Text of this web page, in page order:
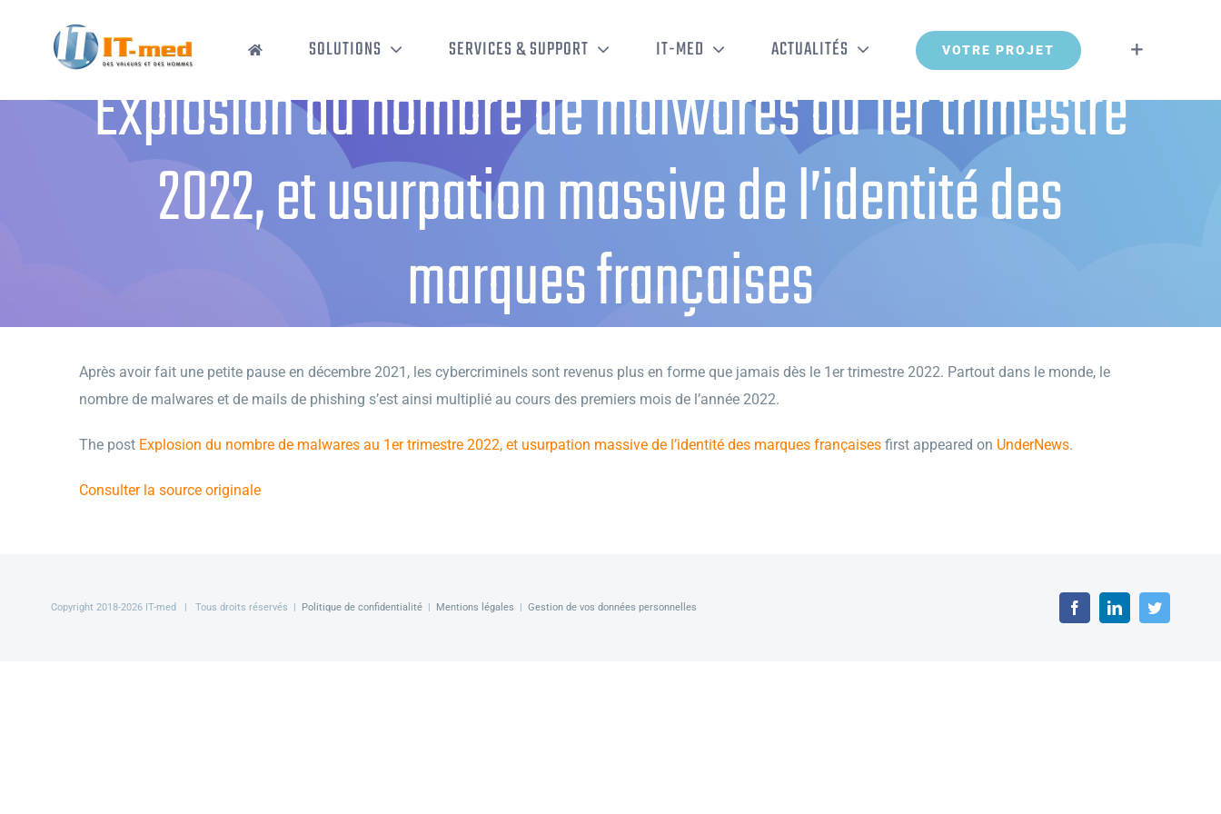
SOLUTIONS SERVICES & SUPPORT IT-MED ACTUALITÉS VOTRE PROJET
Explosion du nombre de malwares au 1er trimestre
2022, et usurpation massive de l’identité des
marques françaises
Après avoir fait une petite pause en décembre 2021, les cybercriminels sont revenus plus en forme que jamais dès le 1er trimestre 2022. Partout dans le monde, le
nombre de malwares et de mails de phishing s’est ainsi multiplié au cours des premiers mois de l’année 2022.
The post Explosion du nombre de malwares au 1er trimestre 2022, et usurpation massive de l’identité des marques françaises first appeared on UnderNews.
Consulter la source originale
Copyright 2018-2026 IT-med | Tous droits réservés | Politique de confidentialité| Mentions légales | Gestion de vos données personnelles FacebookLinkedInTwitter